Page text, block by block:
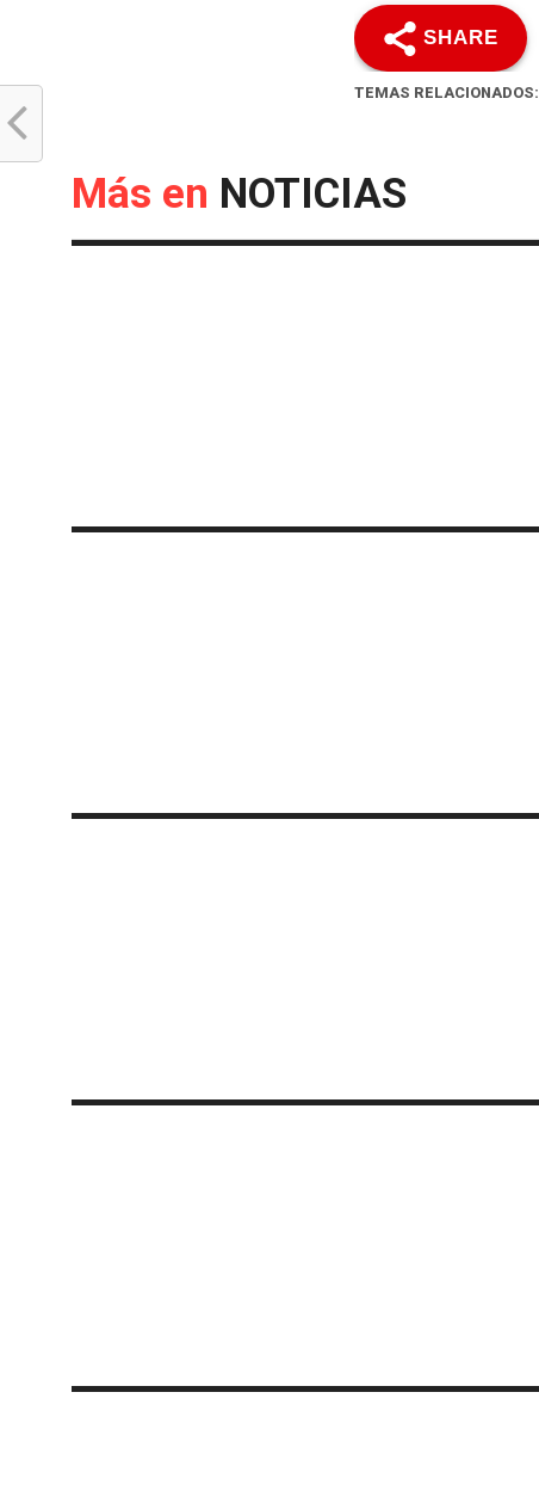
SHARE
TEMAS RELACIONADOS:
Más en NOTICIAS